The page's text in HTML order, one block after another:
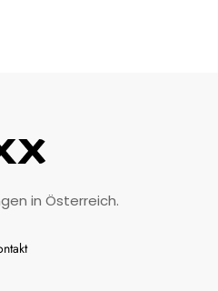
in Österreich.